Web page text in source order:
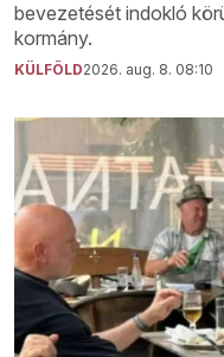
bevezetését indokló
kormány.
KÜLFÖLD2026. aug. 8. 08:10